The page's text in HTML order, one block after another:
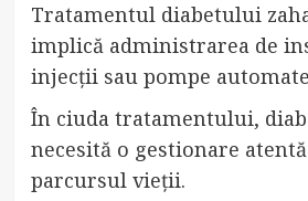
Tratamentul diabetului
implică administrarea de
injecții sau pompe
În ciuda tratamentului,
necesită o gestionare
parcursul vieții.